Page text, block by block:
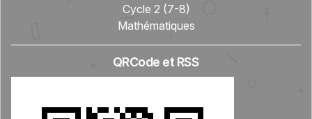
Cycle 2 (7-8)
Mathématiques
QRCode et RSS